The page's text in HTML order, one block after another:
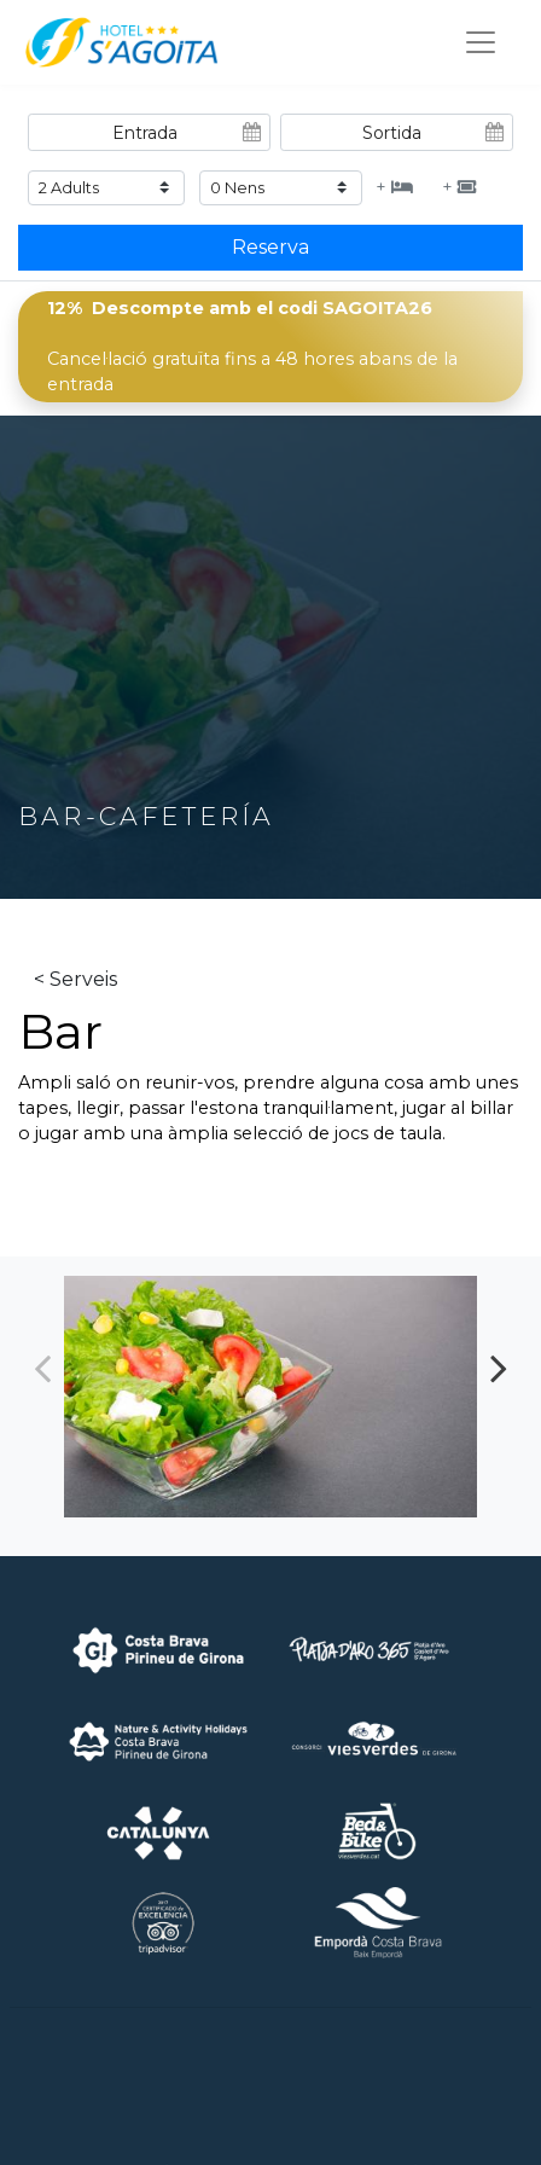
+ +
Reserva
12% Descompte amb el codi SAGOITA26
Cancel·lació gratuïta fins a 48 hores abans de la
entrada
BAR-CAFETERÍA
< Serveis
Bar
Ampli saló on reunir-vos, prendre alguna cosa amb unes
tapes, llegir, passar l'estona tranquil·lament, jugar al billar
o jugar amb una àmplia selecció de jocs de taula.